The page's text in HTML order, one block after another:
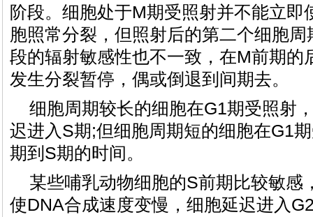
阶段。细胞处于M期受照射并不能立即
胞照常分裂，但照射后的第二个细胞
段的辐射敏感性也不一致，在M前期的
发生分裂暂停，偶或倒退到间期去。
细胞周期较长的细胞在G1期受照射
迟进入S期;但细胞周期短的细胞在G1
期到S期的时间。
某些哺乳动物细胞的S前期比较敏感
使DNA合成速度变慢，细胞延迟进入